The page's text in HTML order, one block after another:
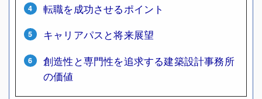
転職を成功させるポイント
キャリアパスと将来展望
創造性と専門性を追求する建築設計事務所
の価値